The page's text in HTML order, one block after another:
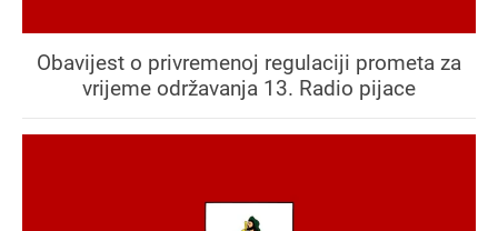
Obavijest o privremenoj regulaciji prometa za
vrijeme održavanja 13. Radio pijace